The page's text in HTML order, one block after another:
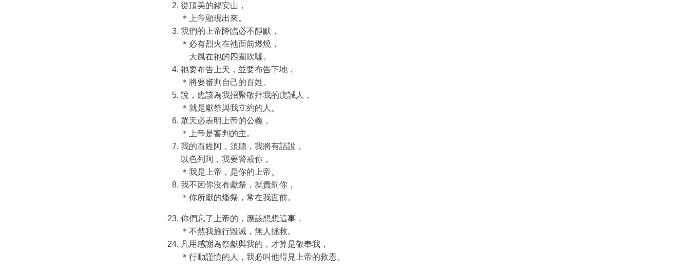
從頂美的錫安山，
＊上帝顯現出來。
我們的上帝降臨必不靜默，
＊必有烈火在祂面前燃燒，
大風在祂的四圍吹嘘。
祂要布告上天，並要布告下地，
＊將要審判自己的百姓。
說，應該為我招聚敬拜我的虔誠人，
＊就是獻祭與我立約的人。
眾天必表明上帝的公義，
＊上帝是審判的主。
我的百姓阿，須聽，我將有話說，
以色列阿，我要警戒你，
＊我是上帝，是你的上帝。
我不因你沒有獻祭，就責罰你，
＊你所獻的燔祭，常在我面前。
你們忘了上帝的，應該想想這事，
＊不然我施行毀滅，無人拯救。
凡用感謝為祭獻與我的，才算是敬奉我，
＊行動謹慎的人，我必叫他得見上帝的救恩。